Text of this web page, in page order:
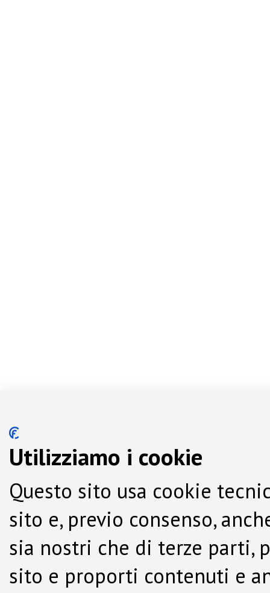
Utilizziamo i cookie
Questo sito usa cookie
sito e, previo consenso,
sia nostri che di terze parti,
sito e proporti contenuti e